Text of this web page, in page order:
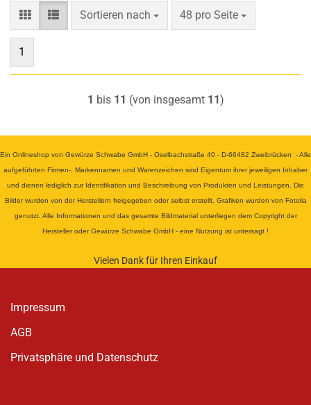
Sortieren nach
Sortieren nach 48 pro Seite
pro Seite
1
1 bis 11 (von insgesamt 11)
Ein Onlineshop von Gewürze Schwabe GmbH - Oselbachstraße 40 - D-66482 Zweibrücken - Alle
aufgeführten Firmen-, Markennamen und Warenzeichen sind Eigentum ihrer jeweiligen Inhaber
und dienen lediglich zur Identifikation und Beschreibung von Produkten und Leistungen. Die
Bilder wurden von der Herstellern freigegeben oder selbst erstellt. Grafiken wurden von Fotolia
genutzt. Alle Informationen und das gesamte Bildmaterial unterliegen dem Copyright der
Hersteller oder Gewürze Schwabe GmbH - eine Nutzung ist untersagt !
Vielen Dank für Ihren Einkauf
Impressum
AGB
Privatsphäre und Datenschutz